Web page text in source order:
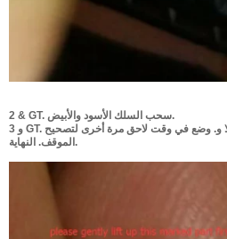
2 & GT. سحب السلك الأسود والأبيض.
3 و GT. يرجى رفع بلطف صعودا هذا الجزء قليلا و. وضع في وقت لاحق مرة أخرى لتصحيح
الموقف. النهاية.